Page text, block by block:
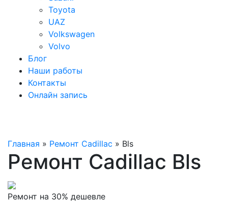
Toyota
UAZ
Volkswagen
Volvo
Блог
Наши работы
Контакты
Онлайн запись
Главная » Ремонт Cadillac » Bls
Ремонт Cadillac Bls
Ремонт на 30% дешевле